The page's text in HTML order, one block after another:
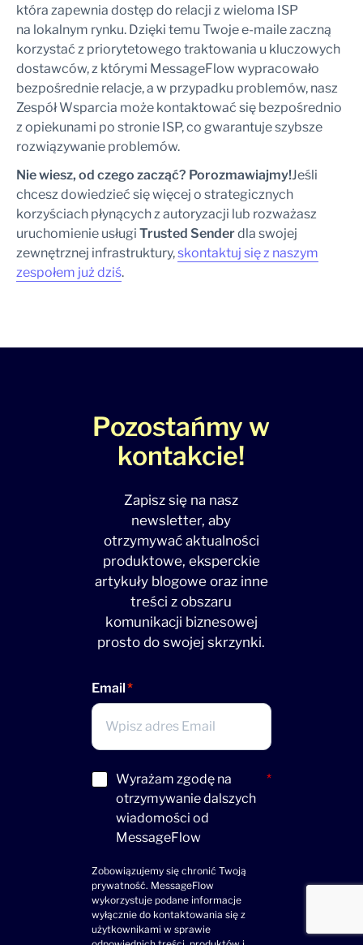
która zapewnia dostęp do relacji z wieloma ISP
na lokalnym rynku. Dzięki temu Twoje e-maile zaczną
korzystać z priorytetowego traktowania u kluczowych
dostawców, z którymi MessageFlow wypracowało
bezpośrednie relacje, a w przypadku problemów, nasz
Zespół Wsparcia może kontaktować się bezpośrednio
z opiekunami po stronie ISP, co gwarantuje szybsze
rozwiązywanie problemów.
Nie wiesz, od czego zacząć? Porozmawiajmy!Jeśli
chcesz dowiedzieć się więcej o strategicznych
korzyściach płynących z autoryzacji lub rozważasz
uruchomienie usługi Trusted Senderdla swojej
zewnętrznej infrastruktury,skontaktuj się z naszym
zespołem już dziś.
Pozostańmy w
kontakcie!
Zapisz się na nasz
newsletter, aby
otrzymywać aktualności
produktowe, eksperckie
artykuły blogowe oraz inne
treści z obszaru
komunikacji biznesowej
prosto do swojej skrzynki.
Email
Acceptance
(wymagane)
Wyrażam zgodę na
otrzymywanie dalszych
wiadomości od
MessageFlow
*
Zobowiązujemy się chronić Twoją
prywatność. MessageFlow
wykorzystuje podane informacje
wyłącznie do kontaktowania się z
użytkownikami w sprawie